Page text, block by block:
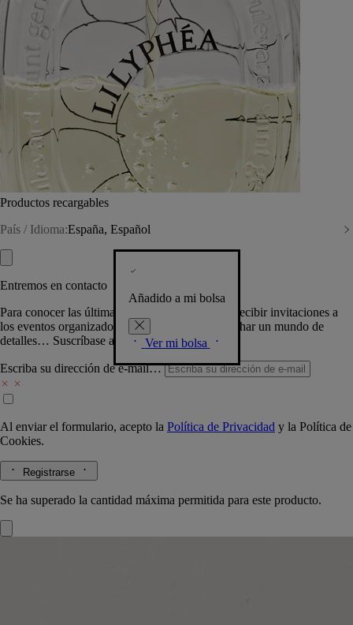
Productos recargables
País / Idioma:España, Español
Añadido a mi bolsa
Ver mi bolsa
Entremos en contacto
Para conocer las últimas creaciones de la Casa, recibir invitaciones a
los eventos organizados por Diptyque y aprovechar un mundo de
detalles… Suscríbase a nuestra newsletter.
Escriba su dirección de e-mail…
Al enviar el formulario, acepto la Política de Privacidad y la Política de
Cookies.
Registrarse
Se ha superado la cantidad máxima permitida para este producto.